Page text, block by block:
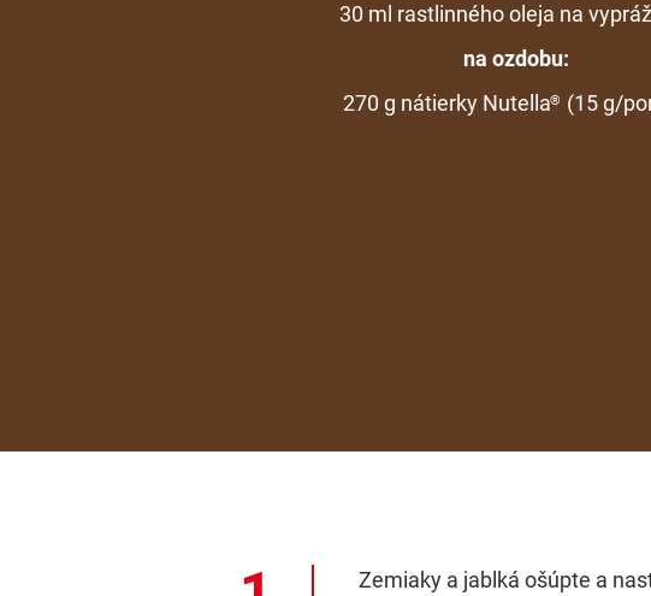
30 ml rastlinného oleja na
na ozdobu:
270 g nátierky Nutella® (15 g/
Zemiaky a jablká ošúpte a